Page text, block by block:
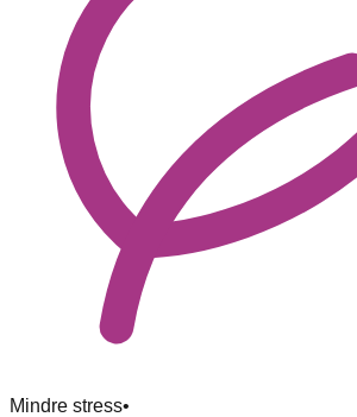
Mindre stress•